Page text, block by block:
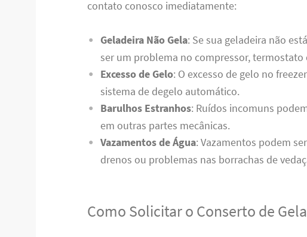
contato conosco imediatamente:
Geladeira Não Gela: Se sua geladeira não
ser um problema no compressor, termostato
Excesso de Gelo: O excesso de gelo no
sistema de degelo automático.
Barulhos Estranhos: Ruídos incomuns
em outras partes mecânicas.
Vazamentos de Água: Vazamentos podem
drenos ou problemas nas borrachas de
Como Solicitar o Conserto de